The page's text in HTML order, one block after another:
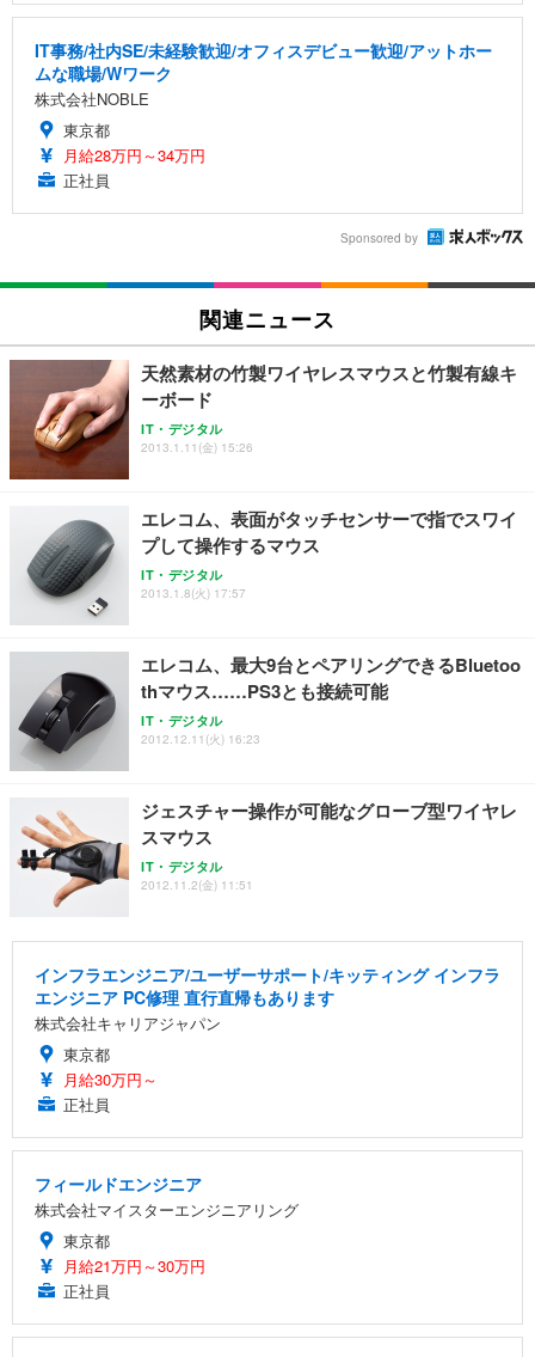
IT事務/社内SE/未経験歓迎/オフィスデビュー歓迎/アットホー
ムな職場/Wワーク
株式会社NOBLE
東京都
月給28万円～34万円
正社員
Sponsored by
関連ニュース
天然素材の竹製ワイヤレスマウスと竹製有線キ
ーボード
IT・デジタル
2013.1.11(金) 15:26
エレコム、表面がタッチセンサーで指でスワイ
プして操作するマウス
IT・デジタル
2013.1.8(火) 17:57
エレコム、最大9台とペアリングできるBluetoo
thマウス……PS3とも接続可能
IT・デジタル
2012.12.11(火) 16:23
ジェスチャー操作が可能なグローブ型ワイヤレ
スマウス
IT・デジタル
2012.11.2(金) 11:51
インフラエンジニア/ユーザーサポート/キッティング インフラ
エンジニア PC修理 直行直帰もあります
株式会社キャリアジャパン
東京都
月給30万円～
正社員
フィールドエンジニア
株式会社マイスターエンジニアリング
東京都
月給21万円～30万円
正社員